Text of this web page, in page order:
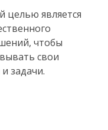
целью является
чтобы
свои
задачи.